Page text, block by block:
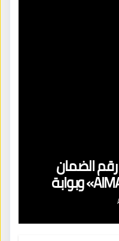
الضمان
الاجتماعي تلقائياً عبر «AIMA» وبوابة